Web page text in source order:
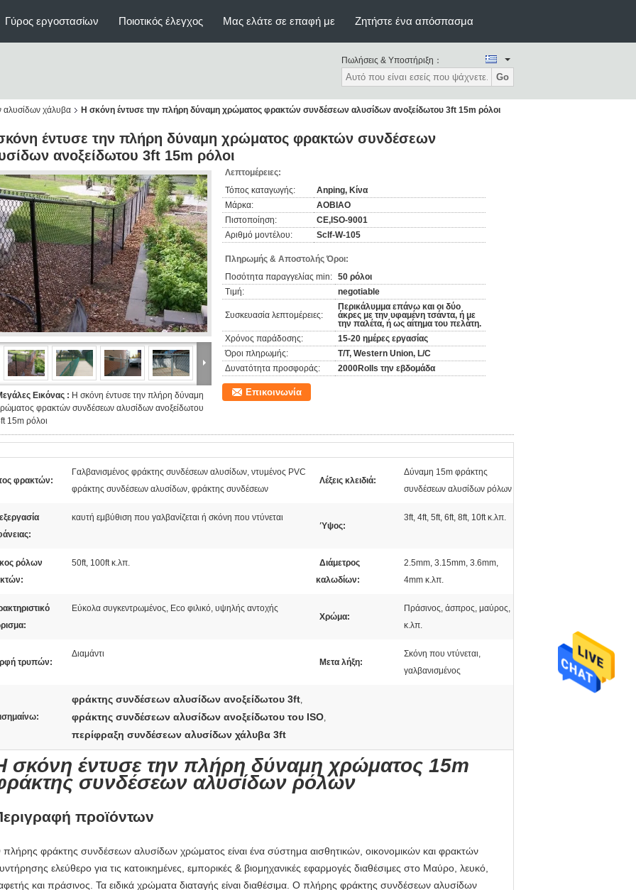
Γύρος εργοστασίων Ποιοτικός έλεγχος Μας ελάτε σε επαφή με Ζητήστε ένα απόσπασμα
Πωλήσεις & Υποστήριξη：
Go
αλυσίδων χάλυβα Η σκόνη έντυσε την πλήρη δύναμη χρώματος φρακτών συνδέσεων αλυσίδων ανοξείδωτου 3ft 15m ρόλοι
έντυσε την πλήρη δύναμη χρώματος φρακτών συνδέσεων
ανοξείδωτου 3ft 15m ρόλοι
Εικόνας : Η σκόνη έντυσε την πλήρη δύναμη
φρακτών συνδέσεων αλυσίδων ανοξείδωτου
15m ρόλοι
Λεπτομέρειες:
Τόπος καταγωγής:
Anping, Κίνα
Μάρκα:
AOBIAO
Πιστοποίηση:
CE,ISO-9001
Αριθμό μοντέλου:
Sclf-W-105
Πληρωμής & Αποστολής Όροι:
Ποσότητα παραγγελίας min: 50 ρόλοι
Τιμή:
negotiable
Συσκευασία λεπτομέρειες:
Περικάλυμμα επάνω και οι δύο
άκρες με την υφαμένη τσάντα, ή με
την παλέτα, ή ως αίτημα του πελάτη.
Χρόνος παράδοσης:
15-20 ημέρες εργασίας
Όροι πληρωμής:
T/T, Western Union, L/C
Δυνατότητα προσφοράς:
2000Rolls την εβδομάδα
Επικοινωνία
φρακτών:
Γαλβανισμένος φράκτης συνδέσεων αλυσίδων, ντυμένος PVC
φράκτης συνδέσεων αλυσίδων, φράκτης συνδέσεων
Λέξεις κλειδιά:
Δύναμη 15m φράκτης
συνδέσεων αλυσίδων ρόλων
καυτή εμβύθιση που γαλβανίζεται ή σκόνη που ντύνεται
Ύψος:
3ft, 4ft, 5ft, 6ft, 8ft, 10ft κ.λπ.
ρόλων
50ft, 100ft κ.λπ.
Διάμετρος
καλωδίων:
2.5mm, 3.15mm, 3.6mm,
4mm κ.λπ.
Εύκολα συγκεντρωμένος, Eco φιλικό, υψηλής αντοχής
Χρώμα:
Πράσινος, άσπρος, μαύρος,
κ.λπ.
τρυπών:
Διαμάντι
Μετα λήξη:
Σκόνη που ντύνεται,
γαλβανισμένος
φράκτης συνδέσεων αλυσίδων ανοξείδωτου 3ft,
φράκτης συνδέσεων αλυσίδων ανοξείδωτου του ISO,
περίφραξη συνδέσεων αλυσίδων χάλυβα 3ft
σκόνη έντυσε την πλήρη δύναμη χρώματος 15m
συνδέσεων αλυσίδων ρόλων
προϊόντων
φράκτης συνδέσεων αλυσίδων χρώματος είναι ένα σύστημα αισθητικών, οικονομικών και φρακτών
ελεύθερο για τις κατοικημένες, εμπορικές & βιομηχανικές εφαρμογές διαθέσιμες στο Μαύρο, λευκό,
και πράσινος. Τα ειδικά χρώματα διαταγής είναι διαθέσιμα. Ο πλήρης φράκτης συνδέσεων αλυσίδων